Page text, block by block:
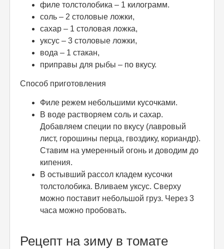
филе толстолобика – 1 килограмм.
соль – 2 столовые ложки,
сахар – 1 столовая ложка,
уксус – 3 столовые ложки,
вода – 1 стакан,
приправы для рыбы – по вкусу.
Способ приготовления
Филе режем небольшими кусочками.
В воде растворяем соль и сахар.
Добавляем специи по вкусу (лавровый
лист, горошины перца, гвоздику, кориандр).
Ставим на умеренный огонь и доводим до
кипения.
В остывший рассол кладем кусочки
толстолобика. Вливаем уксус. Сверху
можно поставит небольшой груз. Через 3
часа можно пробовать.
Рецепт на зиму в томате